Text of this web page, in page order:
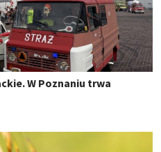
W Poznaniu trwa